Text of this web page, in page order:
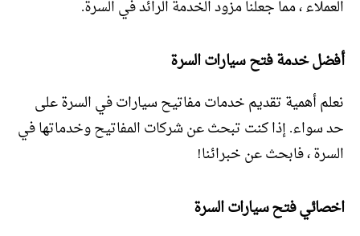
العملاء ، مما جعلنا مزود الخدمة الرائد في السرة.
أفضل خدمة فتح سيارات السرة
نعلم أهمية تقديم خدمات مفاتيح سيارات في السرة على
حد سواء. إذا كنت تبحث عن شركات المفاتيح وخدماتها في
السرة ، فابحث عن خبرائنا!
اخصائي فتح سيارات السرة